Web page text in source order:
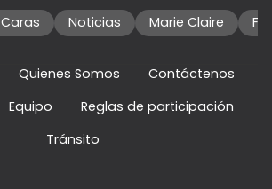
Caras Noticias Marie Claire
Quienes Somos
Contáctenos
Equipo
Reglas de participación
Tránsito